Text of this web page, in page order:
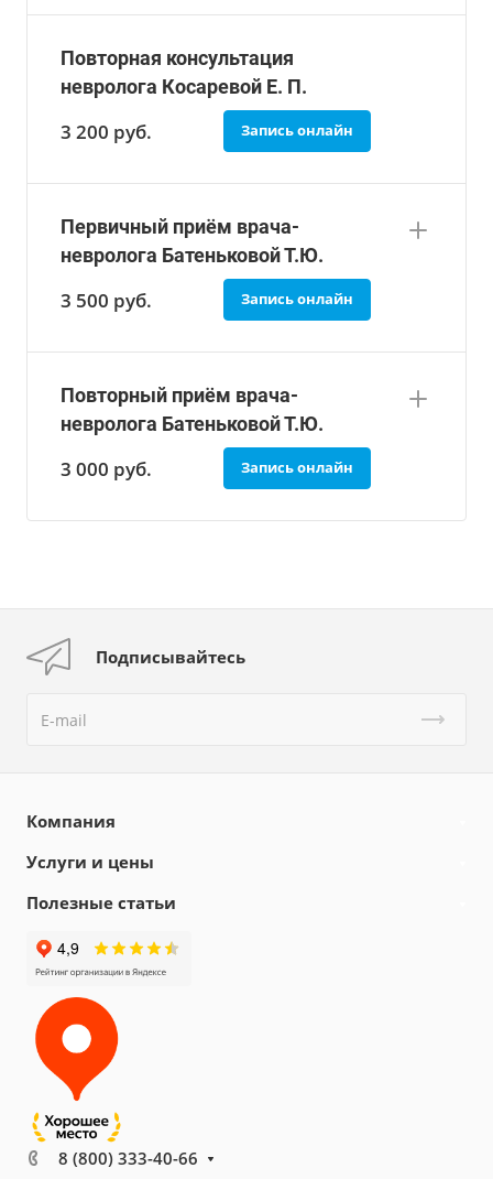
Повторная консультация
невролога Косаревой Е. П.
3 200 руб. Запись онлайн
Первичный приём врача-
невролога Батеньковой Т.Ю.
3 500 руб. Запись онлайн
Повторный приём врача-
невролога Батеньковой Т.Ю.
3 000 руб. Запись онлайн
Подписывайтесь
Компания
Услуги и цены
Полезные статьи
8 (800) 333-40-66